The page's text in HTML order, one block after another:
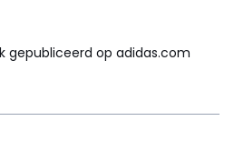
gepubliceerd op adidas.com